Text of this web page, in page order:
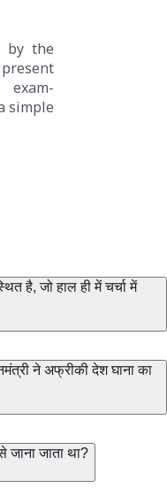
by the
exam-
simple
है, जो हाल ही में चर्चा में
ने अफ्रीकी देश घाना का
जाता था?